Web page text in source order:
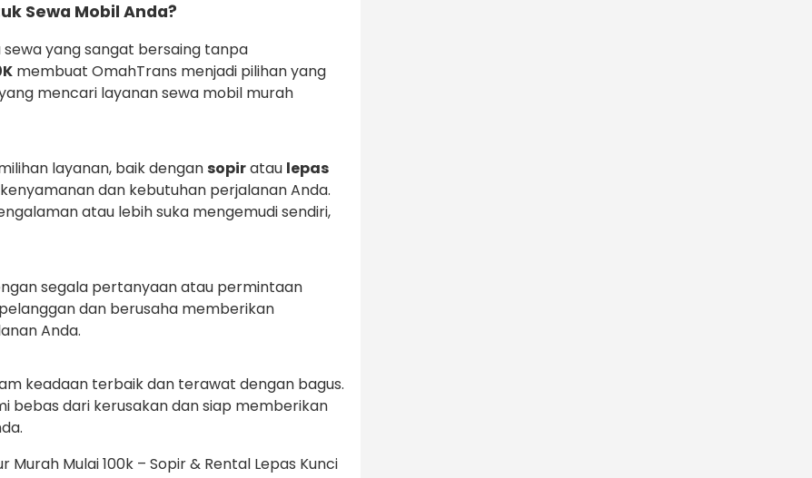
Sewa Mobil Anda?
yang sangat bersaing tanpa
membuat OmahTrans menjadi pilihan yang
mencari layanan sewa mobil murah
layanan, baik dengansopiratau lepas
dan kebutuhan perjalanan Anda.
atau lebih suka mengemudi sendiri,
segala pertanyaan atau permintaan
dan berusaha memberikan
Anda.
keadaan terbaik dan terawat dengan bagus.
bebas dari kerusakan dan siap memberikan
Mulai 100k – Sopir & Rental Lepas Kunci